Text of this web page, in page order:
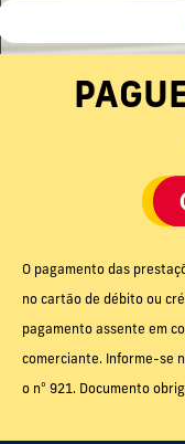
O pagamento das
no cartão de débito ou
pagamento assente em
comerciante. Informe-se
o nº 921. Documento